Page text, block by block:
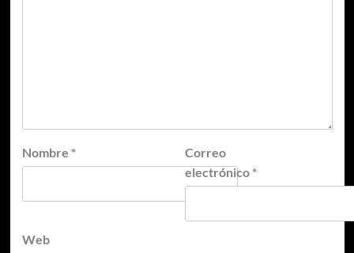
Nombre *
Correo
electrónico *
Web